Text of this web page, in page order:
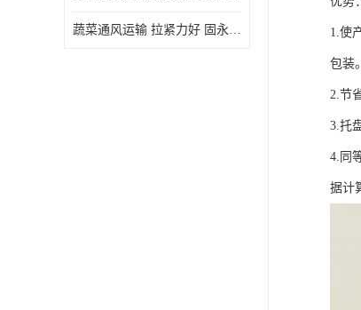
蔬菜通风运输 拉紧力好 固永包材 1.使
包装。
2.节
3.托
4.同
据计